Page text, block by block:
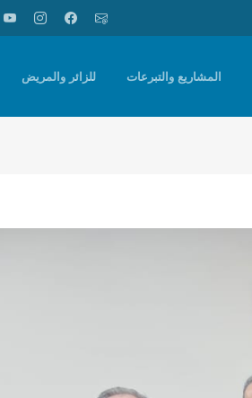
المشاريع والتبرعات للزائر والمريض